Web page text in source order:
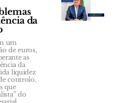
da
um
de euros,
as
da
liquidez
controlo.
que
do